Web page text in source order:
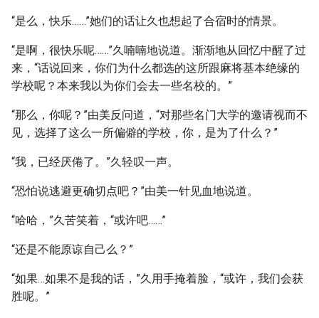
“是么，快乐……”她们的话让久也想起了合宿时的情景。
“是啊，很快乐呢……”久喃喃地说道。渐渐地从回忆中醒了过
来，“话说回来，你们为什么都选的这所跟麻将基本绝缘的
学校呢？本来我以为你们会去一些名校的。”
“那么，你呢？”由美反问道，“对那些名门大学的邀请视而不
见，选择了这么一所偏僻的学校，你，是为了什么？”
“我，已经厌倦了。”久轻叹一声。
“恐怕说逃避更确切点吧？”由美一针见血地说道。
“哈哈，”久苦笑着，“或许吧……”
“还是不能原谅自己么？”
“如果…如果不是我的话，”久用手掩着脸，“或许，我们会获
胜呢。”